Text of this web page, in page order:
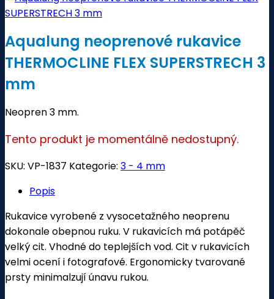
Aqualung neoprenové rukavice
THERMOCLINE FLEX SUPERSTRECH 3
mm
Neopren 3 mm.
Tento produkt je momentálně nedostupný.
SKU: VP-1837 Kategorie: 3 - 4 mm
Popis
Rukavice vyrobené z vysocetažného neoprenu
dokonale obepnou ruku. V rukavicích má potápěč
velký cit. Vhodné do teplejších vod. Cit v rukavicích
velmi ocení i fotografové. Ergonomicky tvarované
prsty minimalzují únavu rukou.